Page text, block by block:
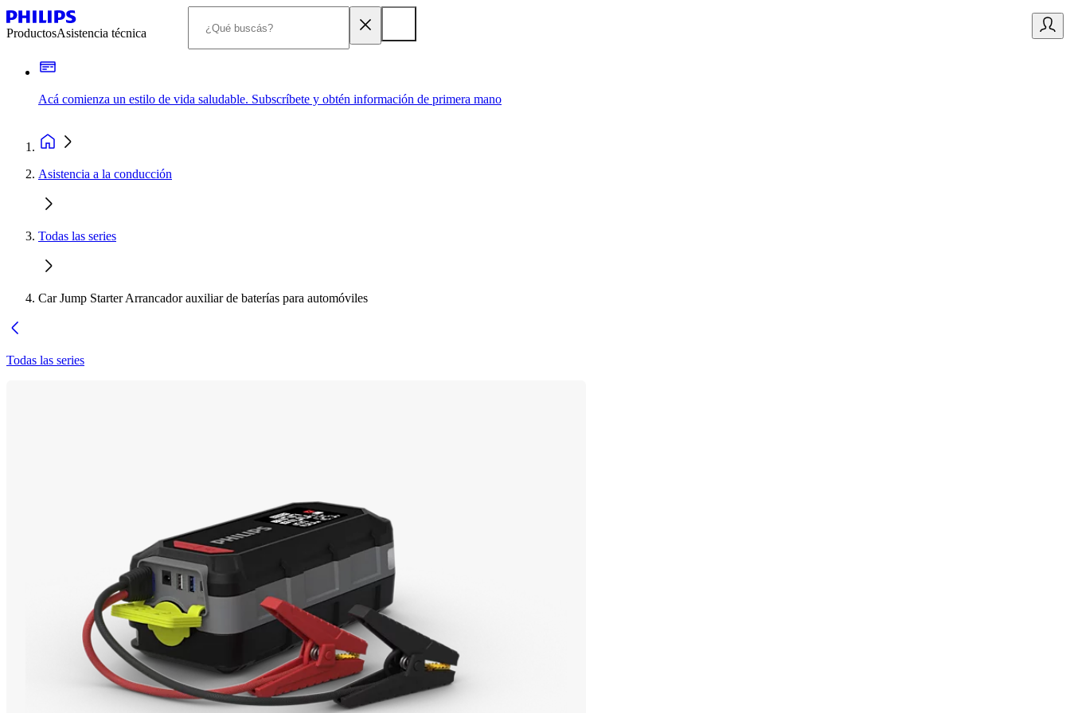
ProductosAsistencia técnica
Acá comienza un estilo de vida saludable. Subscríbete y obtén información de primera mano
Asistencia a la conducción
Todas las series
Car Jump Starter Arrancador auxiliar de baterías para automóviles
Todas las series